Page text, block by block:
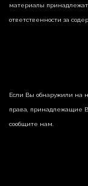
материалы
ответственности за
Если Вы обнаружили на
права, принадлежащие
сообщите нам.